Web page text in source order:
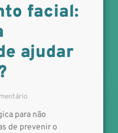
facial:
ajudar
para não
de prevenir o